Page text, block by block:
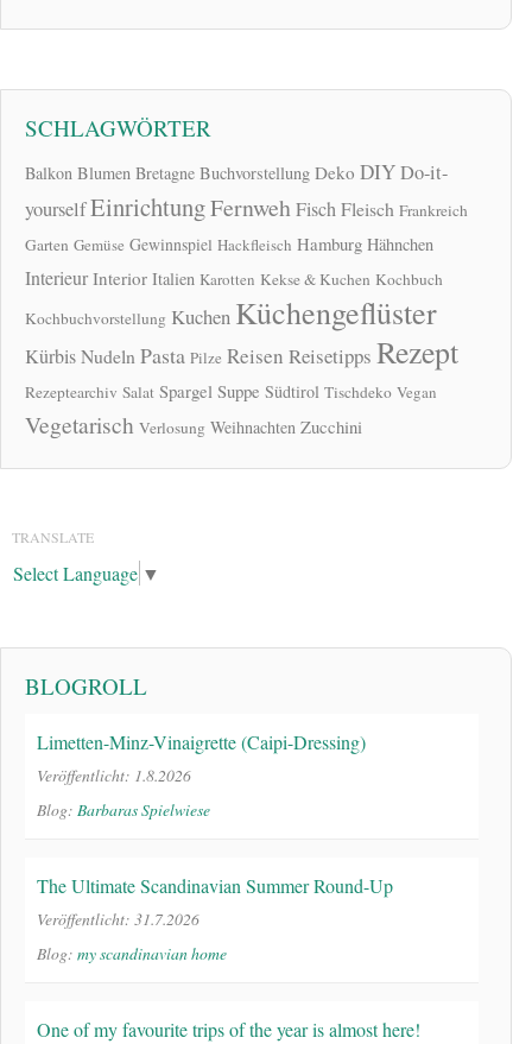
SCHLAGWÖRTER
Balkon Blumen Bretagne Buchvorstellung Deko DIYDo-it-
yourselfEinrichtungFernwehFischFleisch Frankreich
Garten Gemüse Gewinnspiel Hackfleisch Hamburg Hähnchen
Interieur Interior Italien Karotten Kekse & Kuchen Kochbuch
Kochbuchvorstellung Kuchen Küchengeflüster
KürbisNudeln Pasta Pilze Reisen Reisetipps Rezept
Rezeptearchiv Salat Spargel Suppe Südtirol Tischdeko Vegan
Vegetarisch Verlosung Weihnachten Zucchini
TRANSLATE
Select Language ▼
BLOGROLL
Limetten-Minz-Vinaigrette (Caipi-Dressing)
Veröffentlicht: 1.8.2026
Blog: Barbaras Spielwiese
The Ultimate Scandinavian Summer Round-Up
Veröffentlicht: 31.7.2026
Blog: my scandinavian home
One of my favourite trips of the year is almost here!